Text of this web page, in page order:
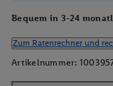
Bequem in 3-24
Zum Ratenrechner und
Artikelnummer: